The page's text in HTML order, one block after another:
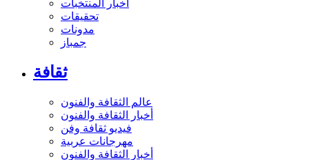
أخبار المنتخبات
تحقيقات
مدونات
جمباز
ثقافة
عالم الثقافة والفنون
أخبار الثقافة والفنون
فيديو ثقافة وفن
مهرجانات عربية
أخبار الثقافة والفنون